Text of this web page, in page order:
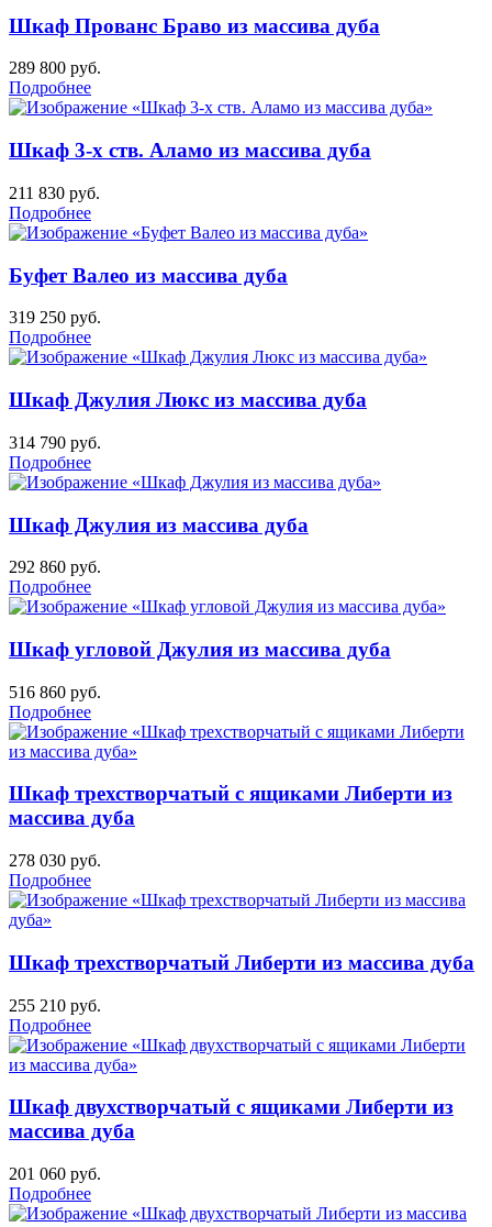
Шкаф Прованс Браво из массива дуба
289 800 руб.
Подробнее
Шкаф 3-х ств. Аламо из массива дуба
211 830 руб.
Подробнее
Буфет Валео из массива дуба
319 250 руб.
Подробнее
Шкаф Джулия Люкс из массива дуба
314 790 руб.
Подробнее
Шкаф Джулия из массива дуба
292 860 руб.
Подробнее
Шкаф угловой Джулия из массива дуба
516 860 руб.
Подробнее
Шкаф трехстворчатый с ящиками Либерти из
массива дуба
278 030 руб.
Подробнее
Шкаф трехстворчатый Либерти из массива дуба
255 210 руб.
Подробнее
Шкаф двухстворчатый с ящиками Либерти из
массива дуба
201 060 руб.
Подробнее